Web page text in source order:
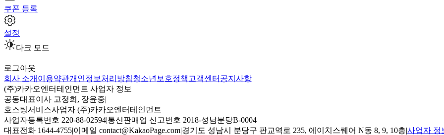
쿠폰 등록
설정
다크 모드
로그아웃
회사 소개 이용약관개인정보처리방침청소년보호정책 고객센터 공지사항
(주)카카오엔터테인먼트 사업자 정보
공동대표이사 고정희, 장윤중|
호스팅서비스사업자 (주)카카오엔터테인먼트
사업자등록번호 220-88-02594|통신판매업 신고번호 2018-성남분당B-0004
대표전화 1644-4755|이메일 contact@KakaoPage.com|경기도 성남시 분당구 판교역로 235, 에이치스퀘어 N동 8, 9, 10층|사업자 정